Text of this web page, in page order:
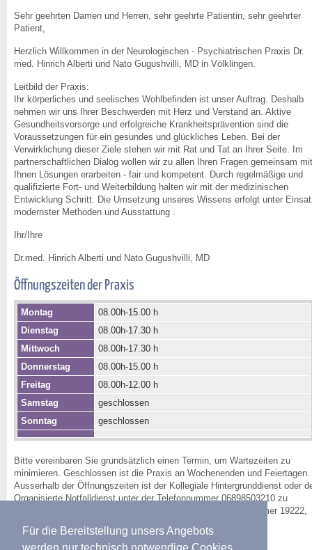
Für die Bereitstellung unsers Angebots
Sehr geehrten Damen und Herren, sehr geehrte Patientin, sehr geehrter
Patient,
Herzlich Willkommen in der Neurologischen - Psychiatrischen Praxis Dr.
med. Hinrich Alberti und Nato Gugushvilli, MD in Völklingen.
Leitbild der Praxis:
Ihr körperliches und seelisches Wohlbefinden ist unser Auftrag. Deshalb
nehmen wir uns Ihrer Beschwerden mit Herz und Verstand an. Aktive
Gesundheitsvorsorge und erfolgreiche Krankheitsprävention sind die
Voraussetzungen für ein gesundes und glückliches Leben. Bei der
Verwirklichung dieser Ziele stehen wir mit Rat und Tat an Ihrer Seite. Im
partnerschaftlichen Dialog wollen wir zu allen Ihren Fragen gemeinsam mit
Ihnen Lösungen erarbeiten - fair und kompetent. Durch regelmäßige und
qualifizierte Fort- und Weiterbildung halten wir mit der medizinischen
Entwicklung Schritt. Die Umsetzung unseres Wissens erfolgt unter
modernster Methoden und Ausstattung .
Ihr/Ihre
Dr.med. Hinrich Alberti und Nato Gugushvilli, MD
Öffnungszeiten der Praxis
Montag
08.00h-15.00 h
Dienstag
08.00h-17.30 h
Mittwoch
08.00h-17.30 h
Donnerstag
08.00h-15.00 h
Freitag
08.00h-12.00 h
Samstag
geschlossen
Sonntag
geschlossen
Bitte vereinbaren Sie grundsätzlich einen Termin, um Wartezeiten zu
minimieren. Geschlossen ist die Praxis an Wochenenden und Feiertagen.
Ausserhalb der Öffnungszeiten ist der Kollegiale Hintergrunddienst oder
Organisierte Notfalldienst unter der Telefonnummer 06898503210 zu
erreichen. In Notfällen ist die Rettungsleitstelle unter der Nummer 19222,